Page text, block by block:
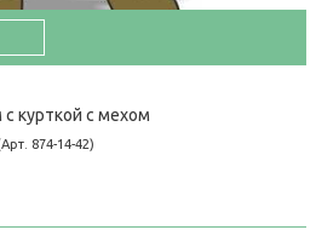
курткой c мехом
874-14-42)